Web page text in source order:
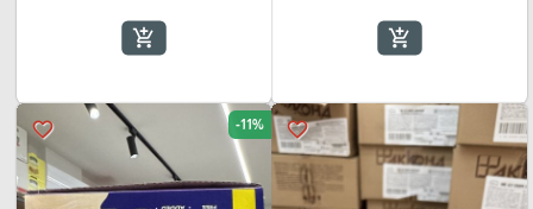
add_shopping_cart
add_shopping_cart
favorite_border
favorite_border -11%